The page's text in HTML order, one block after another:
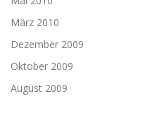
März 2010
Dezember 2009
Oktober 2009
August 2009